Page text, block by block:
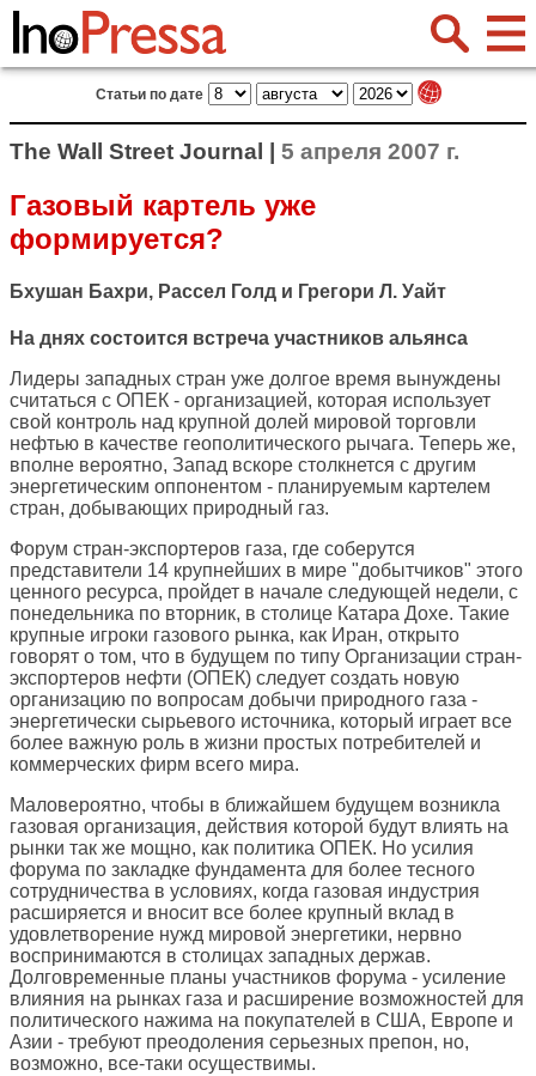
Статьи по дате
The Wall Street Journal | 5 апреля 2007 г.
Газовый картель уже
формируется?
Бхушан Бахри, Рассел Голд и Грегори Л. Уайт
На днях состоится встреча участников альянса
Лидеры западных стран уже долгое время вынуждены
считаться с ОПЕК - организацией, которая использует
свой контроль над крупной долей мировой торговли
нефтью в качестве геополитического рычага. Теперь же,
вполне вероятно, Запад вскоре столкнется с другим
энергетическим оппонентом - планируемым картелем
стран, добывающих природный газ.
Форум стран-экспортеров газа, где соберутся
представители 14 крупнейших в мире "добытчиков" этого
ценного ресурса, пройдет в начале следующей недели, с
понедельника по вторник, в столице Катара Дохе. Такие
крупные игроки газового рынка, как Иран, открыто
говорят о том, что в будущем по типу Организации стран-
экспортеров нефти (ОПЕК) следует создать новую
организацию по вопросам добычи природного газа -
энергетически сырьевого источника, который играет все
более важную роль в жизни простых потребителей и
коммерческих фирм всего мира.
Маловероятно, чтобы в ближайшем будущем возникла
газовая организация, действия которой будут влиять на
рынки так же мощно, как политика ОПЕК. Но усилия
форума по закладке фундамента для более тесного
сотрудничества в условиях, когда газовая индустрия
расширяется и вносит все более крупный вклад в
удовлетворение нужд мировой энергетики, нервно
воспринимаются в столицах западных держав.
Долговременные планы участников форума - усиление
влияния на рынках газа и расширение возможностей для
политического нажима на покупателей в США, Европе и
Азии - требуют преодоления серьезных препон, но,
возможно, все-таки осуществимы.